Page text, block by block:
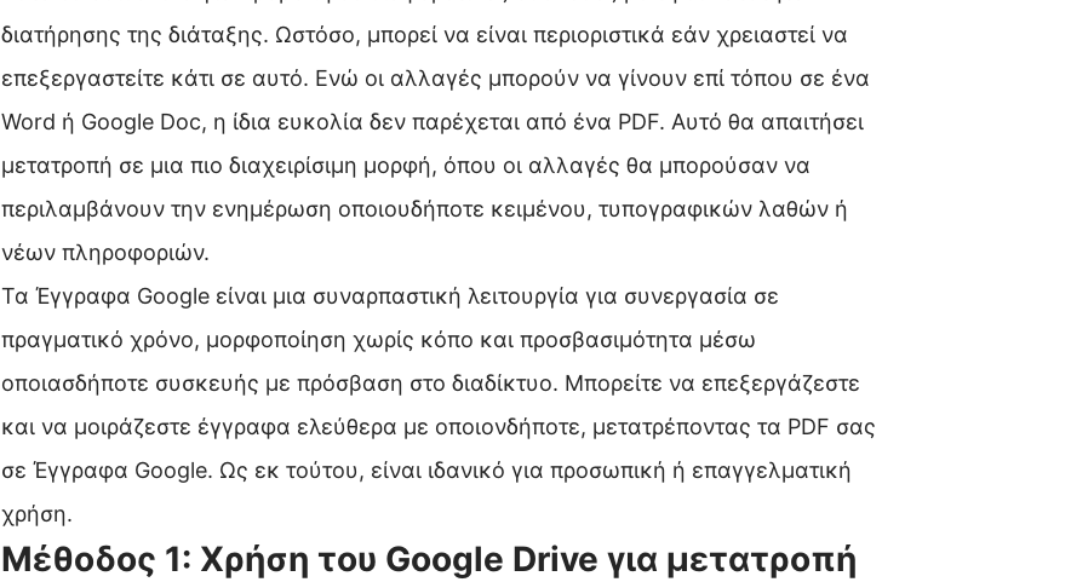
διατήρησης της διάταξης. Ωστόσο, μπορεί να είναι περιοριστικά εάν χρειαστεί να
επεξεργαστείτε κάτι σε αυτό. Ενώ οι αλλαγές μπορούν να γίνουν επί τόπου σε ένα
Word ή Google Doc, η ίδια ευκολία δεν παρέχεται από ένα PDF. Αυτό θα απαιτήσει
μετατροπή σε μια πιο διαχειρίσιμη μορφή, όπου οι αλλαγές θα μπορούσαν να
περιλαμβάνουν την ενημέρωση οποιουδήποτε κειμένου, τυπογραφικών λαθών ή
νέων πληροφοριών.
Τα Έγγραφα Google είναι μια συναρπαστική λειτουργία για συνεργασία σε
πραγματικό χρόνο, μορφοποίηση χωρίς κόπο και προσβασιμότητα μέσω
οποιασδήποτε συσκευής με πρόσβαση στο διαδίκτυο. Μπορείτε να επεξεργάζεστε
και να μοιράζεστε έγγραφα ελεύθερα με οποιονδήποτε, μετατρέποντας τα PDF σας
σε Έγγραφα Google. Ως εκ τούτου, είναι ιδανικό για προσωπική ή επαγγελματική
χρήση.
Μέθοδος 1: Χρήση του Google Drive για μετατροπή